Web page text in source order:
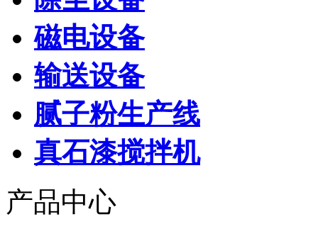
磁电设备
输送设备
腻子粉生产线
真石漆搅拌机
产品中心